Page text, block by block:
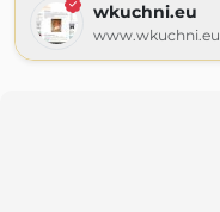
wkuchni.eu
www.wkuchni.eu